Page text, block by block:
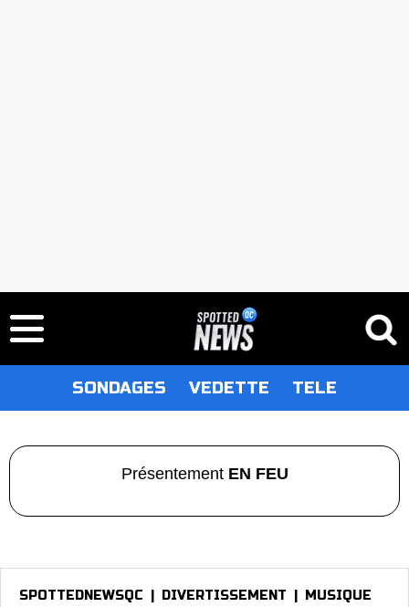
SONDAGES VEDETTE TELE
Présentement EN FEU
SPOTTEDNEWSQC DIVERTISSEMENT MUSIQUE